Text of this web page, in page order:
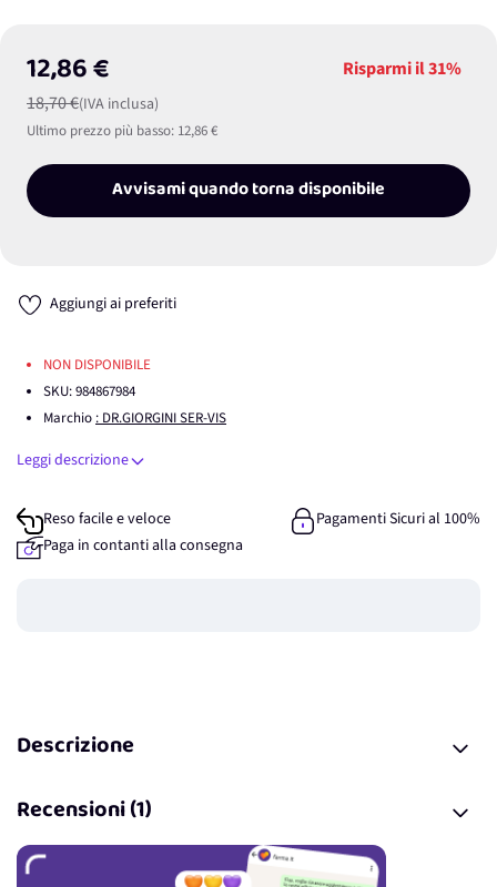
12,86 €
18,70 €(IVA inclusa)
Risparmi il31%
Ultimo prezzo più basso: 12,86 €
Avvisami quando torna disponibile
Aggiungi ai preferiti
NON DISPONIBILE
SKU:984867984
Marchio : DR.GIORGINI SER-VIS
Leggi descrizione
Reso facile e veloce
Pagamenti Sicuri al 100%
Paga in contanti alla consegna
Descrizione
Recensioni (1)